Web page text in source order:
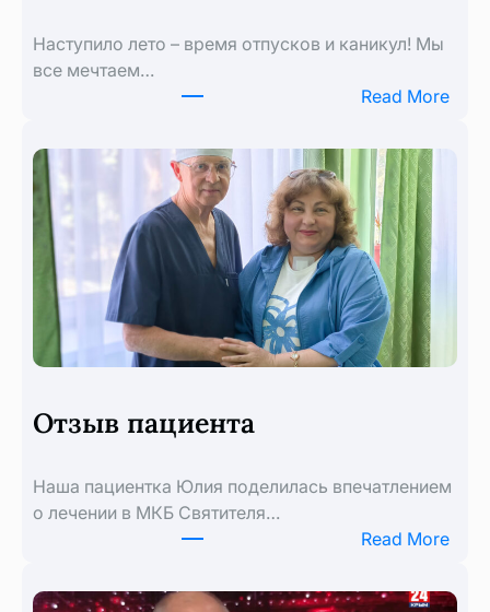
Наступило лето – время отпусков и каникул! Мы
все мечтаем…
Read More:
Отзыв пациента
Наша пациентка Юлия поделилась впечатлением
о лечении в МКБ Святителя…
Read More: